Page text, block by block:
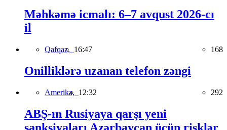
Məhkəmə icmalı: 6–7 avqust 2026-cı
il
Qafqaz, 16:47 168
Onilliklərə uzanan telefon zəngi
Amerika, 12:32 292
ABŞ-ın Rusiyaya qarşı yeni